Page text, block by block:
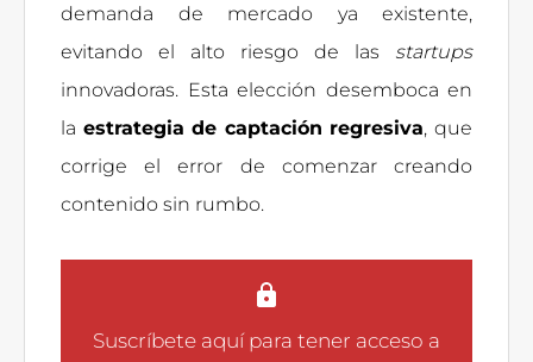
demanda de mercado ya existente,
evitando el alto riesgo de las startups
innovadoras. Esta elección desemboca en
la estrategia de captación regresiva, que
corrige el error de comenzar creando
contenido sin rumbo.
Suscríbete aquípara tener acceso a